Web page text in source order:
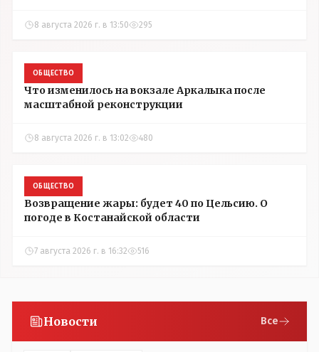
8 августа 2026 г. в 13:50 295
ОБЩЕСТВО
Что изменилось на вокзале Аркалыка после
масштабной реконструкции
8 августа 2026 г. в 13:02 480
ОБЩЕСТВО
Возвращение жары: будет 40 по Цельсию. О
погоде в Костанайской области
7 августа 2026 г. в 16:32 516
Новости Все